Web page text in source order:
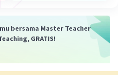
adalah gaya tarik-menarik
yang menyebabkan
bersama Master Teacher
GRATIS!